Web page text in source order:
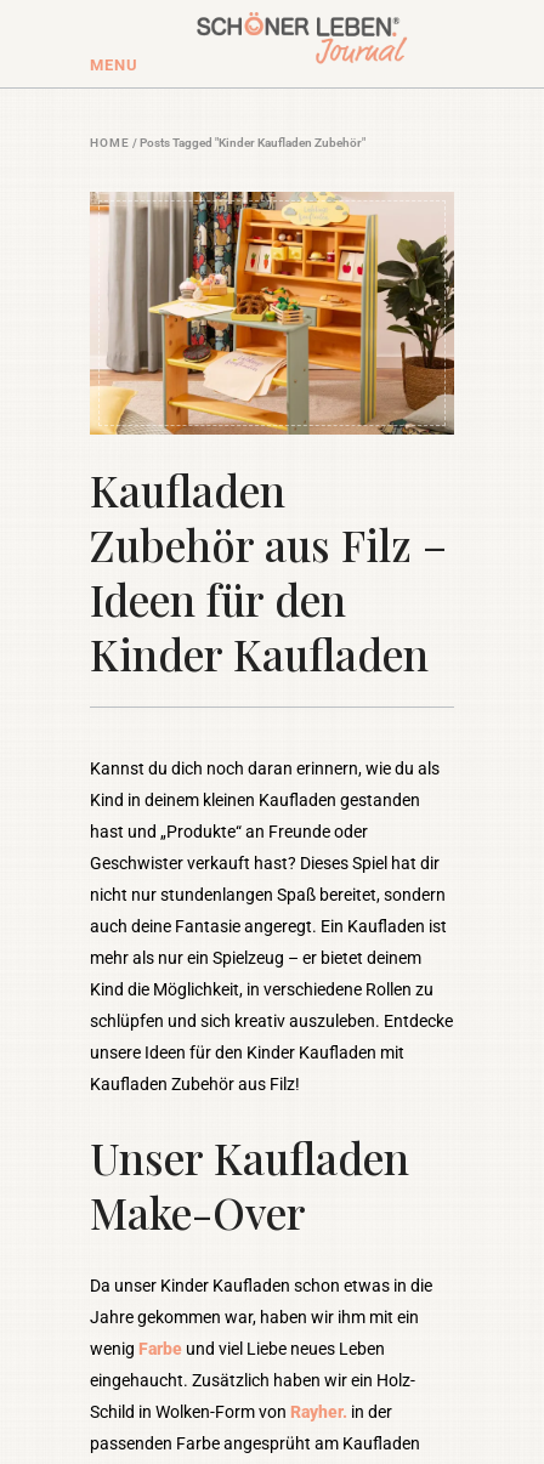
MENU
HOME /Posts Tagged "Kinder Kaufladen Zubehör"
Kaufladen
Zubehör aus Filz –
Ideen für den
Kinder Kaufladen
Kannst du dich noch daran erinnern, wie du als
Kind in deinem kleinen Kaufladen gestanden
hast und „Produkte“ an Freunde oder
Geschwister verkauft hast? Dieses Spiel hat dir
nicht nur stundenlangen Spaß bereitet, sondern
auch deine Fantasie angeregt. Ein Kaufladen ist
mehr als nur ein Spielzeug – er bietet deinem
Kind die Möglichkeit, in verschiedene Rollen zu
schlüpfen und sich kreativ auszuleben. Entdecke
unsere Ideen für den Kinder Kaufladen mit
Kaufladen Zubehör aus Filz!
Unser Kaufladen
Make-Over
Da unser Kinder Kaufladen schon etwas in die
Jahre gekommen war, haben wir ihm mit ein
wenig Farbe und viel Liebe neues Leben
eingehaucht. Zusätzlich haben wir ein Holz-
Schild in Wolken-Form von Rayher. in der
passenden Farbe angesprüht am Kaufladen